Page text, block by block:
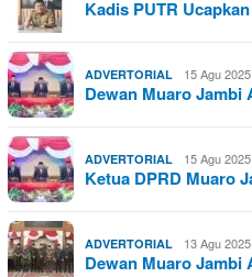
Kadis PUTR
ADVERTORIAL 15 Agu
Dewan Muaro
ADVERTORIAL 15 Agu
Ketua DPRD Muaro
ADVERTORIAL 13 Agu
Dewan Muaro